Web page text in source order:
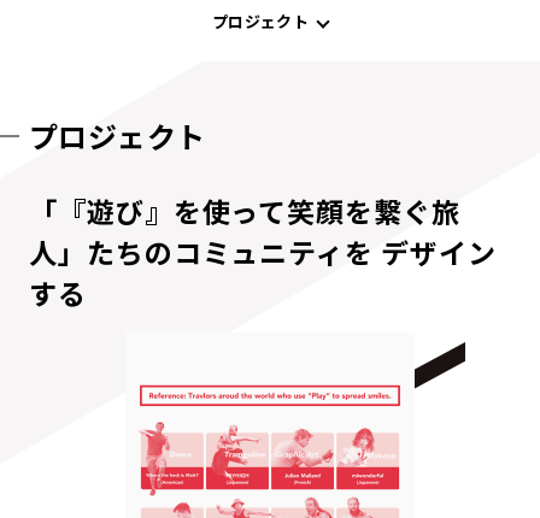
プロジェクト
プロジェクト
「『遊び』を使って笑顔を繋ぐ旅
人」たちのコミュニティを デザイン
する